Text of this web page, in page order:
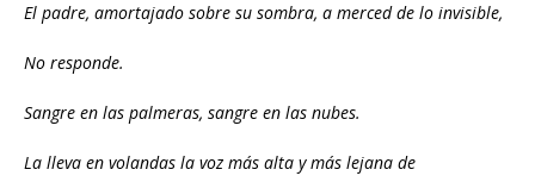
El padre, amortajado sobre su sombra, a merced de lo invisible,
No responde.
Sangre en las palmeras, sangre en las nubes.
La lleva en volandas la voz más alta y más lejana de